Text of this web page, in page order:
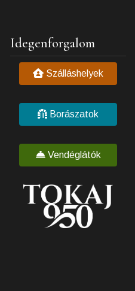
Idegenforgalom
Szálláshelyek
Borászatok
Vendéglátók